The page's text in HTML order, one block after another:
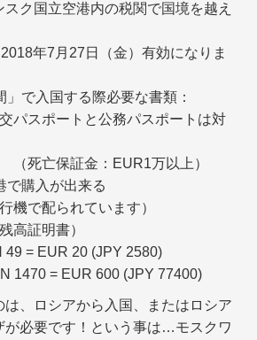
スク国立空港内の税関で国境を越え
年7月27日（金）有効になりま
」で入国する際必要な書類：
パスポートと公務パスポートは対
死亡保証金：EUR1万以上）
で購入が出来る
機で配られています）
高証明書）
49 = EUR 20 (JPY 2580)
1470 = EUR 600 (JPY 77400)
は、ロシアから入国、またはロシア
が必要です！という事は…モスクワ